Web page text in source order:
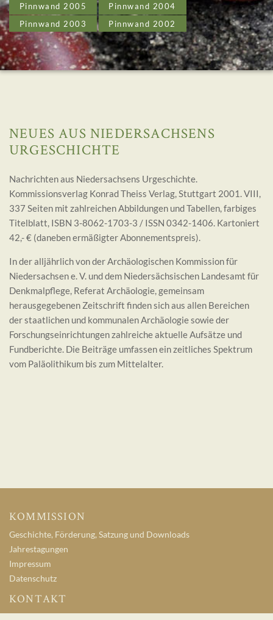
NEUES AUS NIEDERSACHSENS
URGESCHICHTE
Nachrichten aus Niedersachsens Urgeschichte.
Kommissionsverlag Konrad Theiss Verlag, Stuttgart 2001. VIII,
337 Seiten mit zahlreichen Abbildungen und Tabellen, farbiges
Titelblatt, ISBN 3-8062-1703-3 / ISSN 0342-1406. Kartoniert
42,- € (daneben ermäßigter Abonnementspreis).
In der alljährlich von der Archäologischen Kommission für
Niedersachsen e. V. und dem Niedersächsischen Landesamt für
Denkmalpflege, Referat Archäologie, gemeinsam
herausgegebenen Zeitschrift finden sich aus allen Bereichen
der staatlichen und kommunalen Archäologie sowie der
Forschungseinrichtungen zahlreiche aktuelle Aufsätze und
Fundberichte. Die Beiträge umfassen ein zeitliches Spektrum
vom Paläolithikum bis zum Mittelalter.
Pinnwand 2005
Pinnwand 2004
Pinnwand 2003
Pinnwand 2002
KOMMISSION
Geschichte, Förderung, Satzung und Downloads
Jahrestagungen
Impressum
Datenschutz
KONTAKT